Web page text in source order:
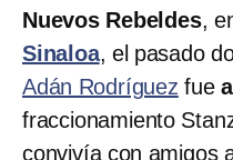
Nuevos Rebeldes,
Sinaloa, el pasado
Adán Rodríguez fue
fraccionamiento
convivía con amigos